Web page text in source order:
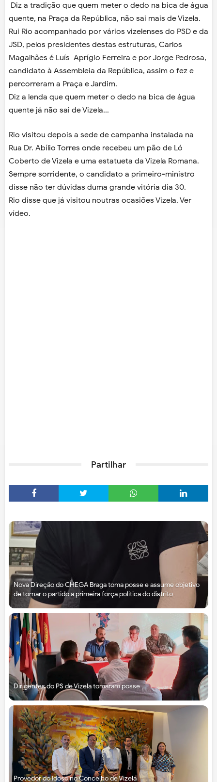
Diz a tradição que quem meter o dedo na bica de água
quente, na Praça da República, não sai mais de Vizela.
Rui Rio acompanhado por vários vizelenses do PSD e da
JSD, pelos presidentes destas estruturas, Carlos
Magalhães é Luís Aprígio Ferreira e por Jorge Pedrosa,
candidato à Assembleia da República, assim o fez e
percorreram a Praça e Jardim.
Diz a lenda que quem meter o dedo na bica de água
quente já não sai de Vizela...
Rio visitou depois a sede de campanha instalada na
Rua Dr. Abílio Torres onde recebeu um pão de Ló
Coberto de Vizela e uma estatueta da Vizela Romana.
Sempre sorridente, o candidato a primeiro-ministro
disse não ter dúvidas duma grande vitória dia 30.
Rio disse que já visitou noutras ocasiões Vizela. Ver
vídeo.
Partilhar
Nova Direção do CHEGA Braga toma posse e assume objetivo
de tornar o partido a primeira força política do distrito
Dirigentes do PS de Vizela tomaram posse
Provedor do Idoso no Concelho de Vizela